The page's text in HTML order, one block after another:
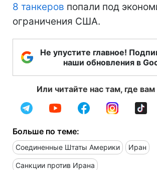
8 танкеров попали под
ограничения США.
Не упустите главное!
наши обновления в
Или читайте нас там, где
Больше по теме:
Соединенные Штаты Америки Иран
Санкции против Ирана